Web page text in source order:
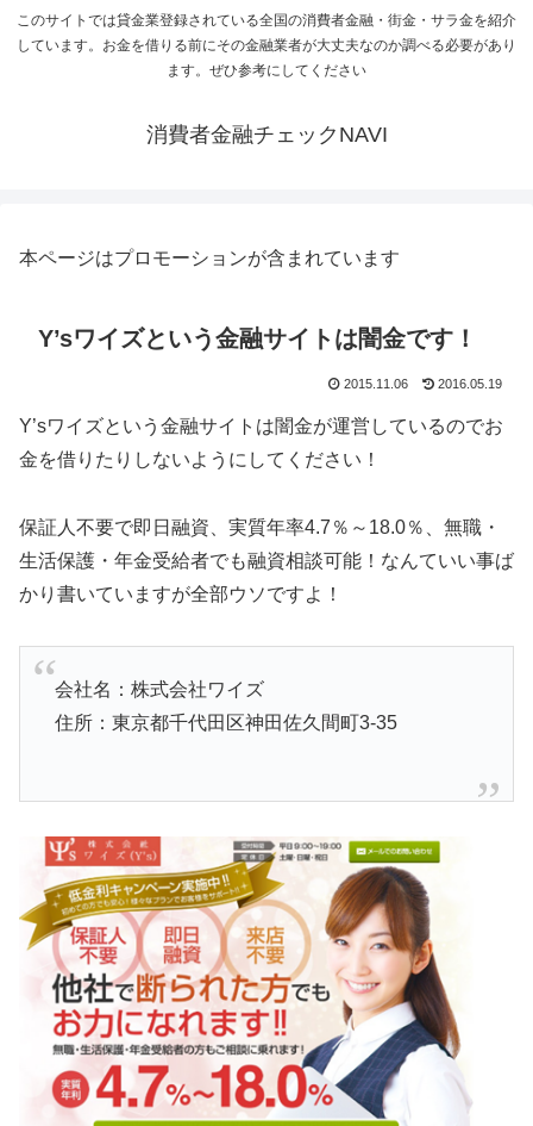
このサイトでは貸金業登録されている全国の消費者金融・街金・サラ金を紹介
しています。お金を借りる前にその金融業者が大丈夫なのか調べる必要があり
ます。ぜひ参考にしてください
消費者金融チェックNAVI
本ページはプロモーションが含まれています
Y’sワイズという金融サイトは闇金です！
2015.11.06 2016.05.19
Y’sワイズという金融サイトは闇金が運営しているのでお
金を借りたりしないようにしてください！
保証人不要で即日融資、実質年率4.7％～18.0％、無職・
生活保護・年金受給者でも融資相談可能！なんていい事ば
かり書いていますが全部ウソですよ！
会社名：株式会社ワイズ
住所：東京都千代田区神田佐久間町3-35